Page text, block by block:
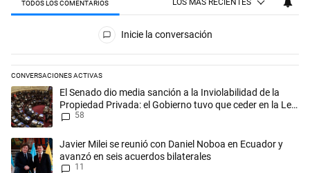
TODOS LOS COMENTARIOS LOS MÁS RECIENTES
Todos los comentarios
Inicie la conversación
CONVERSACIONES ACTIVAS
Este listado muestra los artículos con más comentarios en los
Un artículo de tendencia con el título "El Senado dio media sanción a
El Senado dio media sanción a la Inviolabilidad de la
Propiedad Privada: el Gobierno tuvo que ceder en la Ley
del Manejo del Fuego
58
Un artículo de tendencia con el título "Javier Milei se reunió con
Javier Milei se reunió con Daniel Noboa en Ecuador y
avanzó en seis acuerdos bilaterales
11